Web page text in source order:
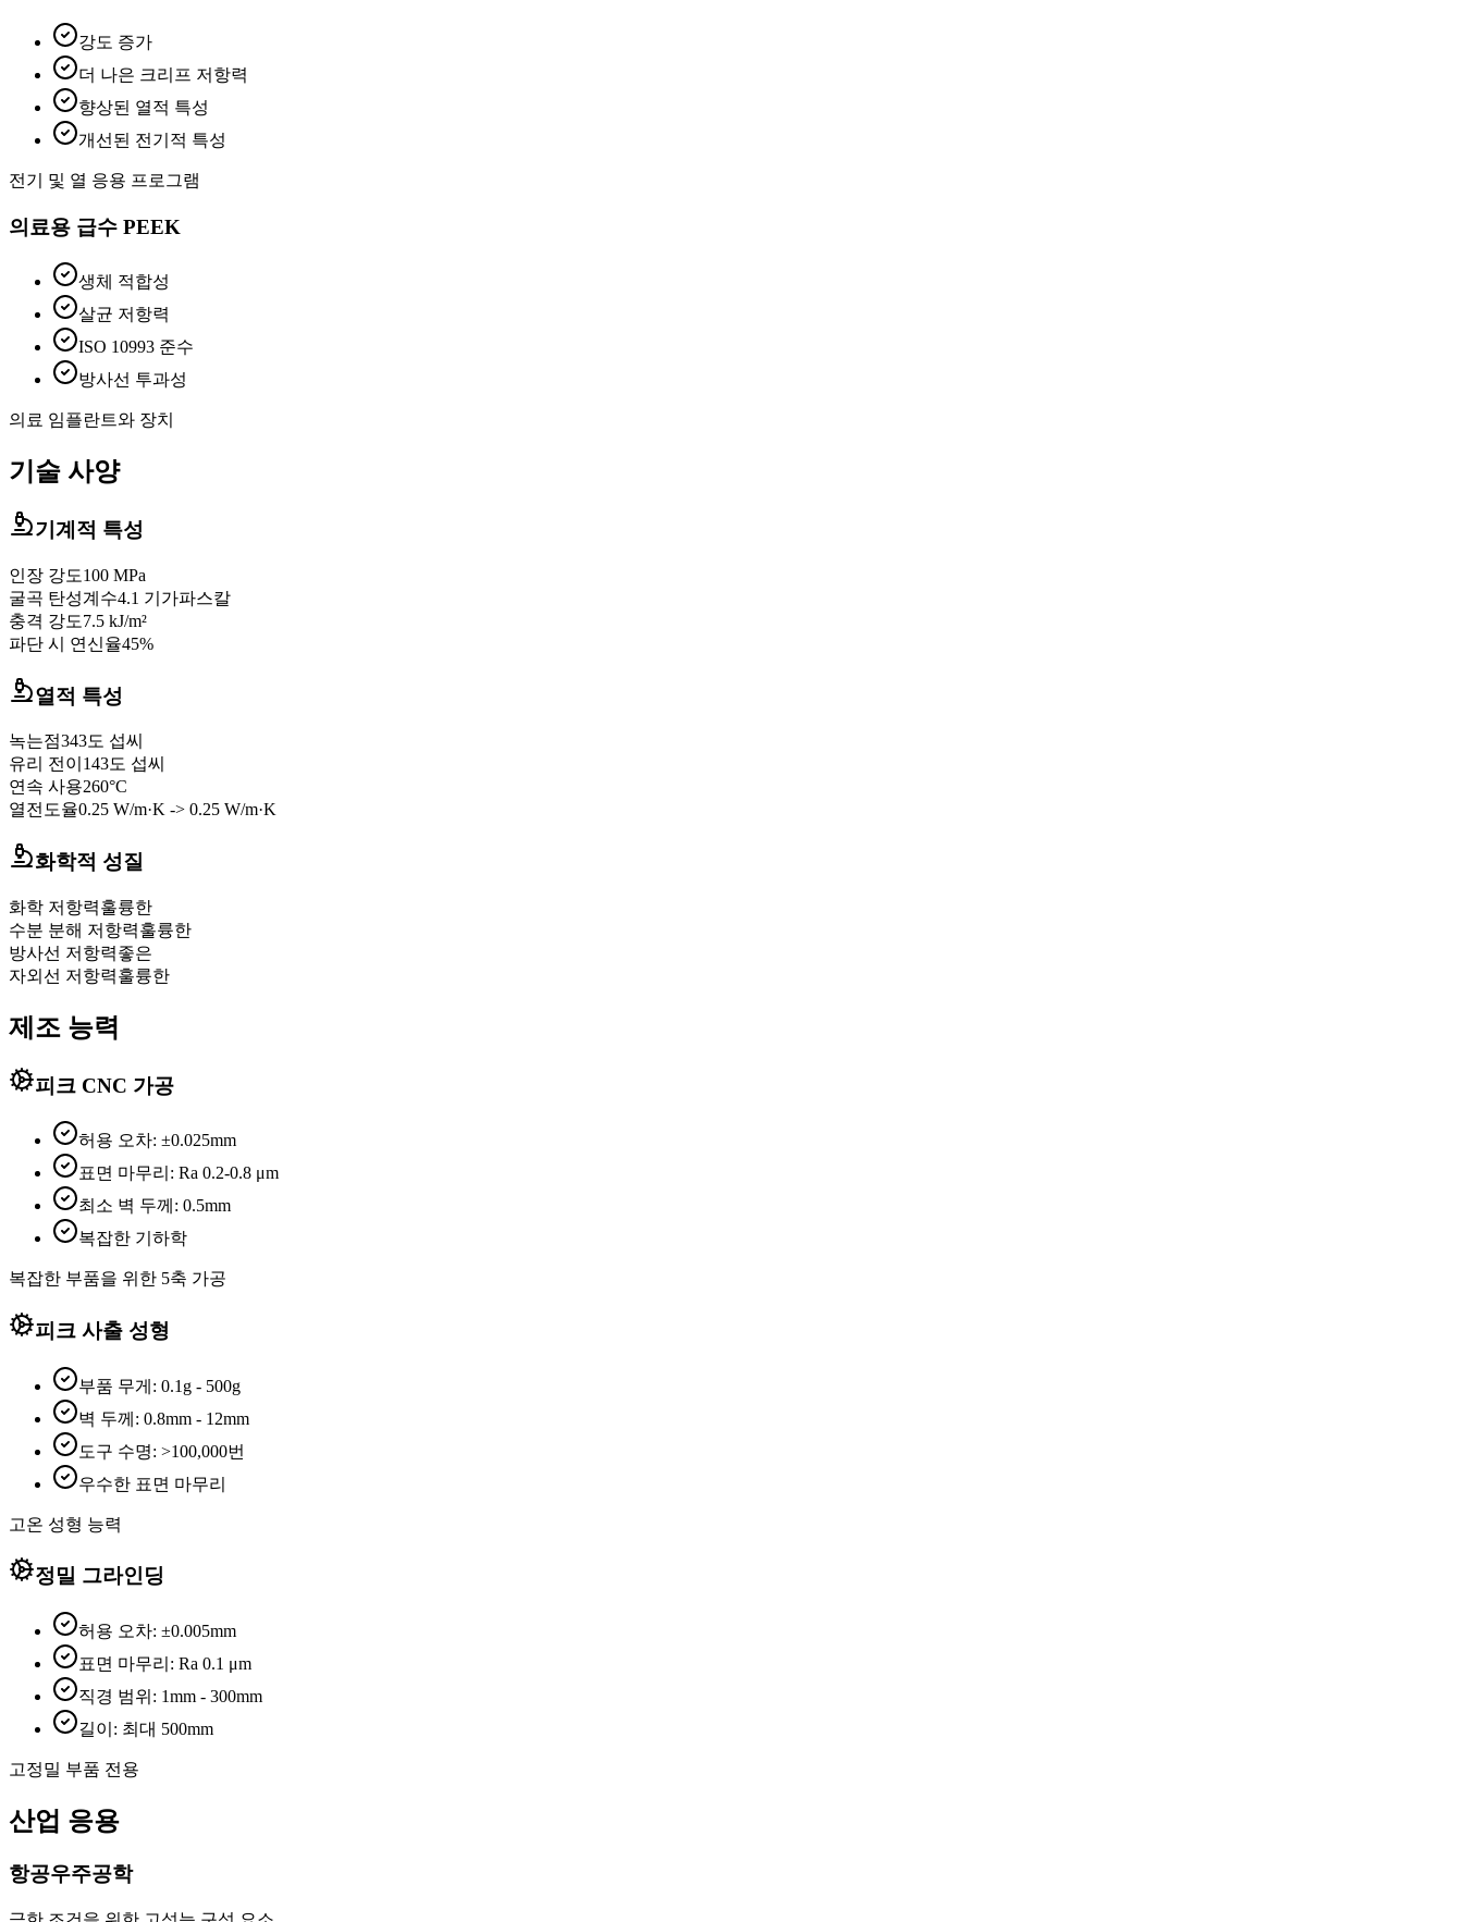
강도 증가
더 나은 크리프 저항력
향상된 열적 특성
개선된 전기적 특성
전기 및 열 응용 프로그램
의료용 급수 PEEK
생체 적합성
살균 저항력
ISO 10993 준수
방사선 투과성
의료 임플란트와 장치
기술 사양
기계적 특성
인장 강도100 MPa
굴곡 탄성계수4.1 기가파스칼
충격 강도7.5 kJ/m²
파단 시 연신율45%
열적 특성
녹는점343도 섭씨
유리 전이 143도 섭씨
연속 사용260°C
열전도율0.25 W/m·K -> 0.25 W/m·K
화학적 성질
화학 저항력훌륭한
수분 분해 저항력훌륭한
방사선 저항력좋은
자외선 저항력훌륭한
제조 능력
피크 CNC 가공
허용 오차: ±0.025mm
표면 마무리: Ra 0.2-0.8 μm
최소 벽 두께: 0.5mm
복잡한 기하학
복잡한 부품을 위한 5축 가공
피크 사출 성형
부품 무게: 0.1g - 500g
벽 두께: 0.8mm - 12mm
도구 수명: >100,000번
우수한 표면 마무리
고온 성형 능력
정밀 그라인딩
허용 오차: ±0.005mm
표면 마무리: Ra 0.1 μm
직경 범위: 1mm - 300mm
길이: 최대 500mm
고정밀 부품 전용
산업 응용
항공우주공학